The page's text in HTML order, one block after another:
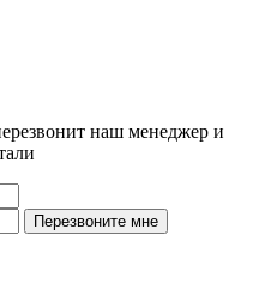
наш менеджер и
Перезвоните мне